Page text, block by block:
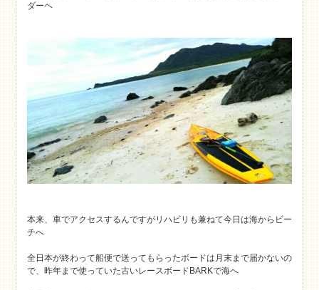
ダーヘ
本来、車でアクセスするんですがリハビリも兼ねて今日は海からビー
チへ
全日本が終わって船便で送ってもらったボードは月末まで届かないの
で、昨年まで使っていた古いレースボードBARKで海へ